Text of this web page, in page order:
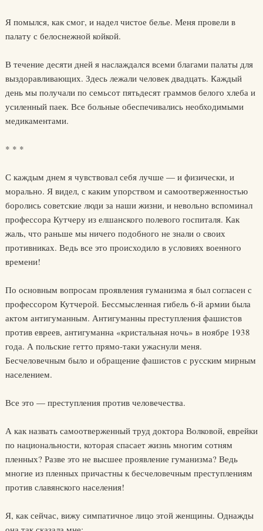
Я помылся, как смог, и надел чистое белье. Меня провели в
палату с белоснежной койкой.
В течение десяти дней я наслаждался всеми благами палаты для
выздоравливающих. Здесь лежали человек двадцать. Каждый
день мы получали по семьсот пятьдесят граммов белого хлеба и
усиленный паек. Все больные обеспечивались необходимыми
медикаментами.
* * *
С каждым днем я чувствовал себя лучше — и физически, и
морально. Я видел, с каким упорством и самоотверженностью
боролись советские люди за наши жизни, и невольно вспоминал
профессора Кутчеру из елшанского полевого госпиталя. Как
жаль, что раньше мы ничего подобного не знали о своих
противниках. Ведь все это происходило в условиях военного
времени!
По основным вопросам проявления гуманизма я был согласен с
профессором Кутчерой. Бессмысленная гибель 6-й армии была
актом антигуманным. Антигуманны преступления фашистов
против евреев, антигуманна «кристальная ночь» в ноябре 1938
года. А польские гетто прямо-таки ужаснули меня.
Бесчеловечным было и обращение фашистов с русским мирным
населением.
Все это — преступления против человечества.
А как назвать самоотверженный труд доктора Волковой, еврейки
по национальности, которая спасает жизнь многим сотням
пленных? Разве это не высшее проявление гуманизма? Ведь
многие из пленных причастны к бесчеловечным преступлениям
против славянского населения!
Я, как сейчас, вижу симпатичное лицо этой женщины. Однажды